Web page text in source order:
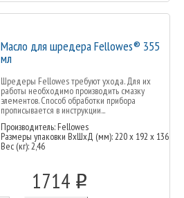
Масло для шредера Fellowes® 355
мл
Шредеры Fellowes требуют ухода. Для их
работы необходимо производить смазку
элементов. Способ обработки прибора
прописывается в инструкции...
Производитель: Fellowes
Размеры упаковки ВxШxД (мм): 220 х 192 х 136
Вес (кг): 2,46
1714 o